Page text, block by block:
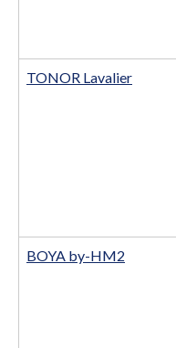
TONOR Lavalier
BOYA by-HM2